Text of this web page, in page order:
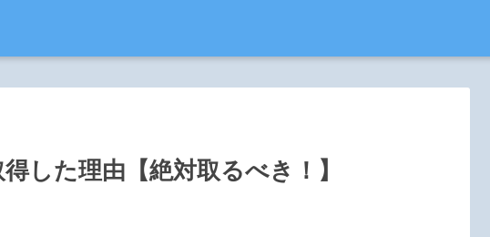
した理由【絶対取るべき！】